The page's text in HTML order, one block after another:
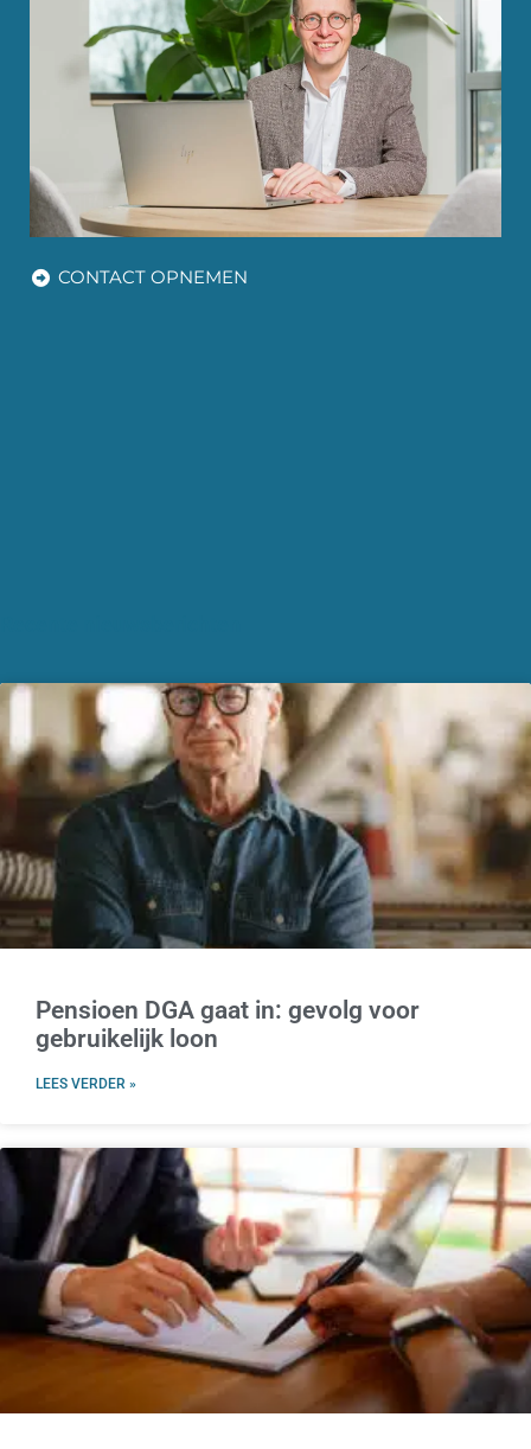
CONTACT OPNEMEN
Pensioen DGA gaat in: gevolg voor
gebruikelijk loon
LEES VERDER »